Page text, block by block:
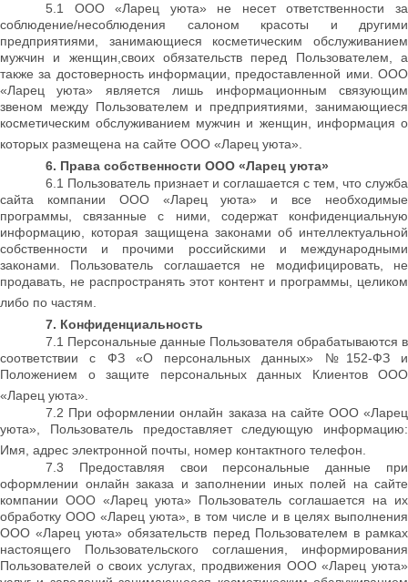
5.1 ООО «Ларец уюта» не несет ответственности за
соблюдение/несоблюдения салоном красоты и другими
предприятиями, занимающиеся косметическим обслуживанием
мужчин и женщин,своих обязательств перед Пользователем, а
также за достоверность информации, предоставленной ими. ООО
«Ларец уюта» является лишь информационным связующим
звеном между Пользователем и предприятиями, занимающиеся
косметическим обслуживанием мужчин и женщин, информация о
которых размещена на сайте ООО «Ларец уюта».
6. Права собственности ООО «Ларец уюта»
6.1 Пользователь признает и соглашается с тем, что служба
сайта компании ООО «Ларец уюта» и все необходимые
программы, связанные с ними, содержат конфиденциальную
информацию, которая защищена законами об интеллектуальной
собственности и прочими российскими и международными
законами. Пользователь соглашается не модифицировать, не
продавать, не распространять этот контент и программы, целиком
либо по частям.
7. Конфиденциальность
7.1 Персональные данные Пользователя обрабатываются в
соответствии с ФЗ «О персональных данных» №152-ФЗ и
Положением о защите персональных данных Клиентов ООО
«Ларец уюта».
7.2 При оформлении онлайн заказа на сайте ООО «Ларец
уюта», Пользователь предоставляет следующую информацию:
Имя, адрес электронной почты, номер контактного телефон.
7.3 Предоставляя свои персональные данные при
оформлении онлайн заказа и заполнении иных полей на сайте
компании ООО «Ларец уюта» Пользователь соглашается на их
обработку ООО «Ларец уюта», в том числе и в целях выполнения
ООО «Ларец уюта» обязательств перед Пользователем в рамках
настоящего Пользовательского соглашения, информирования
Пользователей о своих услугах, продвижения ООО «Ларец уюта»